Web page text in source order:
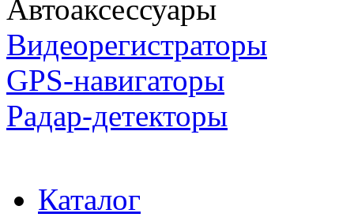
Автоаксессуары
Видеорегистраторы
GPS-навигаторы
Радар-детекторы
Каталог